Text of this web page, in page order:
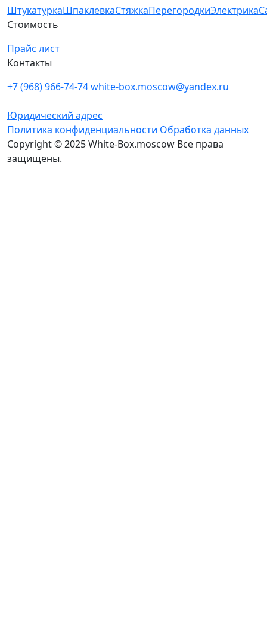
ШтукатуркаШпаклевкаСтяжкаПерегородкиЭлектрика
Стоимость
Прайс лист
Контакты
+7 (968) 966-74-74white-box.moscow@yandex.ru
Юридический адрес
Политика конфиденциальности Обработка данных
Copyright © 2025 White-Box.moscow Все права
защищены.